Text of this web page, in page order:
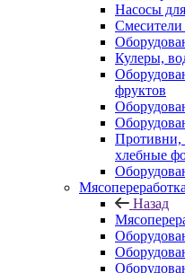
Насосы
Кулеры,
фруктов
Противни,
хлебные
Мясопереработка
Назад